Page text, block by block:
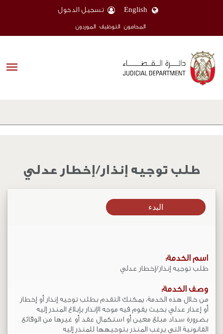
English تسجيل الدخول
المحامون التوظيف الموردون
طلب توجيه إنذار/إخطار عدلي
البدء
اسم الخدمة:
طلب توجيه إنذار/إخطار عدلي
​وصف الخدمة:​​​
من خلال هذه الخدمة، يمكنك التقدم بطلب توجيه إنذار أو إخطار
أو إعذار عدلي بحيث يقوم فيه موجه الإنذار بإبلاغ المنذر إليه
بضرورة سداد مبلغ معين أو استكمال عقد أو غيرها من الوقائع
القانونية التي يرغب المنذر بتوجيهها للمنذر إليه